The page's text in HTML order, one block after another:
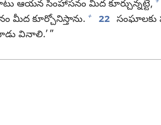
ఆయన సింహాసనం మీద కూర్చున్నట్టే,
మీద కూర్చోనిస్తాను. + 22 సంఘాలకు
వినాలి.’ ”